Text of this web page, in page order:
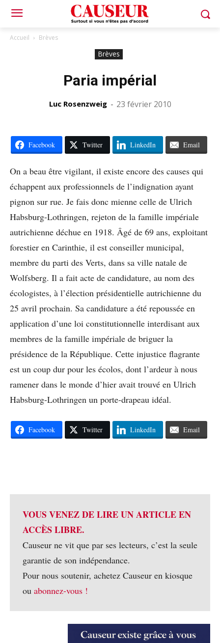
Accueil Brèves
Brèves
Paria impérial
Luc Rosenzweig - 23 février 2010
Facebook Twitter LinkedIn Email
On a beau être vigilant, il existe encore des causes qui
échappent aux professionnels de l’indignation ayant
pignon sur rue. Je fais donc mienne celle de Ulrich
Habsburg-Lothringen, rejeton de la famille impériale
autrichienne déchue en 1918. Âgé de 69 ans, exploitant
forestier en Carinthie, il est conseiller municipal,
membre du parti des Verts, dans sa ville natale de
Wolfsberg. Il a fait acte de candidature, au nom des
écologistes, à l’élection présidentielle autrichienne du
25 avril prochain. Sa candidature a été repoussée en
application d’une loi constitutionnelle interdisant aux
membres de la famille impériale de briguer la
présidence de la République. Cette injustice flagrante
est un coup dur pour les écolos, dont l’ardeur à nous
ramener dans le monde d’hier avait trouvé en Ulrich
Habsburg-Lothringen un porte-drapeau idéal.
Facebook Twitter LinkedIn Email
VOUS VENEZ DE LIRE UN ARTICLE EN
ACCÈS LIBRE.
Causeur ne vit que par ses lecteurs, c’est la seule
garantie de son indépendance.
Pour nous soutenir, achetez Causeur en kiosque
ou abonnez-vous !